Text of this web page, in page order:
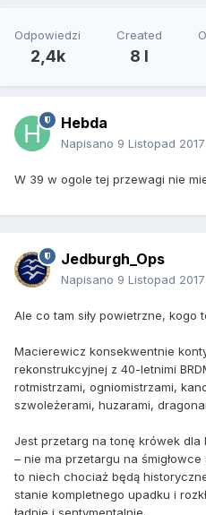
Odpowiedzi
2,4k
Created
8 l
Hebda
Napisano 9 Listopad 2017
W 39 w ogole tej przewagi nie
Jedburgh_Ops
Napisano 9 Listopad 2017
Ale co tam siły powietrzne, kogo
Macierewicz konsekwentnie
rekonstrukcyjnej z 40-letnimi
rotmistrzami, ogniomistrzami,
szwoleżerami, huzarami,
Jest przetarg na tonę krówek dla
– nie ma przetargu na
to niech chociaż będą
stanie kompletnego upadku i